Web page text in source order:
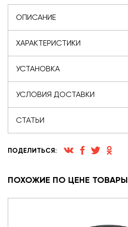
ОПИСАНИЕ
ХАРАКТЕРИСТИКИ
УСТАНОВКА
УСЛОВИЯ ДОСТАВКИ
СТАТЬИ
ПОДЕЛИТЬСЯ:
ПОХОЖИЕ ПО ЦЕНЕ ТОВАРЫ